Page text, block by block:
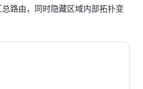
路由，同时隐藏区域内部拓扑变